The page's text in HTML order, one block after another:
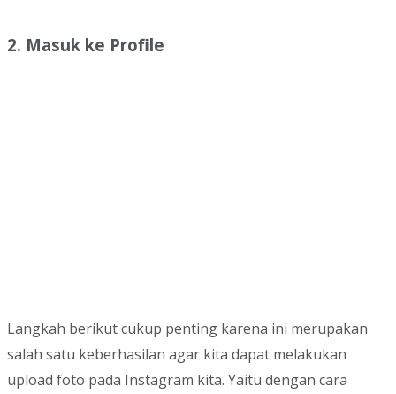
2. Masuk ke Profile
Langkah berikut cukup penting karena ini merupakan
salah satu keberhasilan agar kita dapat melakukan
upload foto pada Instagram kita. Yaitu dengan cara